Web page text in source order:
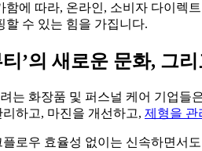
함에 따라, 온라인, 소비자 다이렉
할 수 있는 힘을 가집니다.
’의 새로운 문화, 그
는 화장품 및 퍼스널 케어 기업들
리하고, 마진을 개선하고, 제형을 관
로우 효율성 없이는 신속하면서